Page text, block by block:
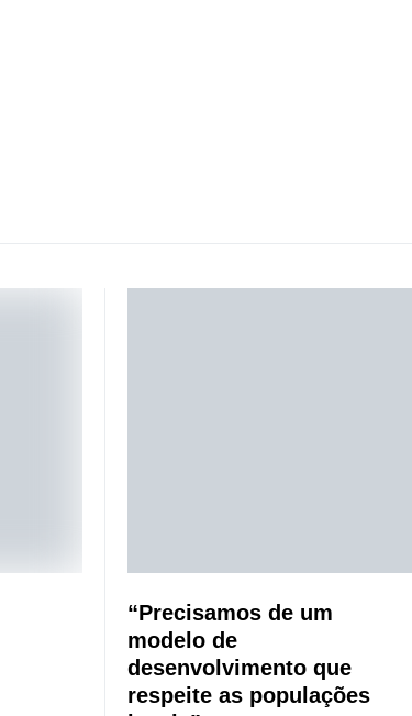
“Precisamos de um
modelo de
desenvolvimento que
respeite as populações